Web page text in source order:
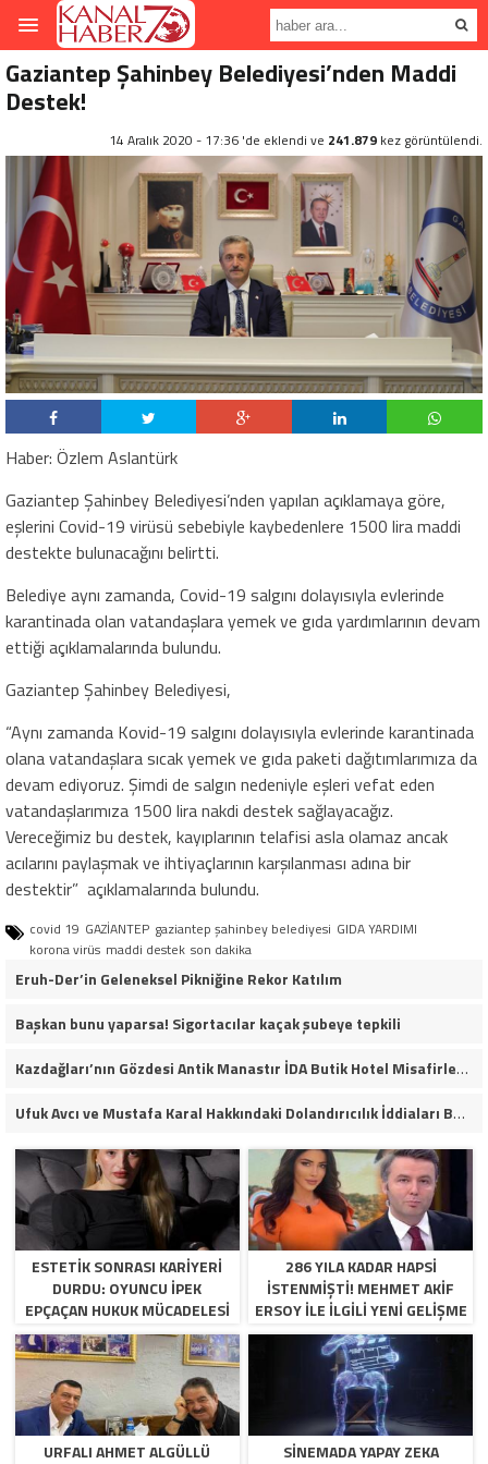
Gaziantep Şahinbey Belediyesi’nden Maddi
Destek!
14 Aralık 2020 - 17:36 'de eklendi ve 241.879 kez görüntülendi.
Haber: Özlem Aslantürk
Gaziantep Şahinbey Belediyesi’nden yapılan açıklamaya göre,
eşlerini Covid-19 virüsü sebebiyle kaybedenlere 1500 lira maddi
destekte bulunacağını belirtti.
Belediye aynı zamanda, Covid-19 salgını dolayısıyla evlerinde
karantinada olan vatandaşlara yemek ve gıda yardımlarının devam
ettiği açıklamalarında bulundu.
Gaziantep Şahinbey Belediyesi,
“Aynı zamanda Kovid-19 salgını dolayısıyla evlerinde karantinada
olana vatandaşlara sıcak yemek ve gıda paketi dağıtımlarımıza da
devam ediyoruz. Şimdi de salgın nedeniyle eşleri vefat eden
vatandaşlarımıza 1500 lira nakdi destek sağlayacağız.
Vereceğimiz bu destek, kayıplarının telafisi asla olamaz ancak
acılarını paylaşmak ve ihtiyaçlarının karşılanması adına bir
destektir” açıklamalarında bulundu.
covid 19 GAZİANTEP gaziantep şahinbey belediyesi GIDA YARDIMI
korona virüs maddi destek son dakika
Eruh-Der’in Geleneksel Pikniğine Rekor Katılım
Başkan bunu yaparsa! Sigortacılar kaçak şubeye tepkili
Kazdağları’nın Gözdesi Antik Manastır İDA Butik Hotel Misafirlerinden Tam Not Alıyor
Ufuk Avcı ve Mustafa Karal Hakkındaki Dolandırıcılık İddiaları Büyüyor
ESTETIK SONRASI KARIYERI
DURDU: OYUNCU İPEK
EPÇAÇAN HUKUK MÜCADELESI
VERIYOR
286 YILA KADAR HAPSI
ISTENMIŞTI! MEHMET AKIF
ERSOY ILE ILGILI YENI GELIŞME
URFALI AHMET ALGÜLLÜ
SINEMADA YAPAY ZEKA